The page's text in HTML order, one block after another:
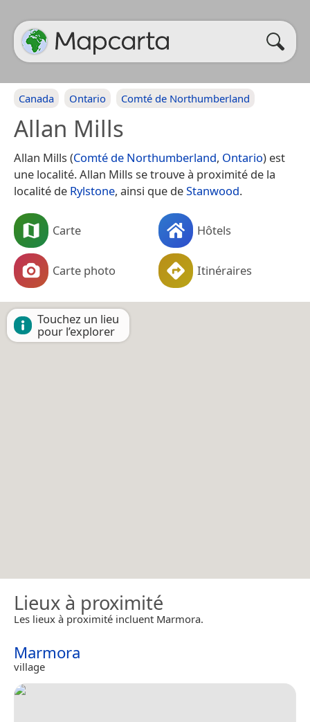
Canada Ontario Comté de Northumberland
Allan Mills
Allan Mills (Comté de Northumberland, Ontario) est
une localité. Allan Mills se trouve à proximité de la
localité de Rylstone, ainsi que deStanwood.
Carte Hôtels
Carte photo Itinéraires
Touchez un lieu
pour l’explorer
Lieux à proximité
Les lieux à proximité incluent Marmora.
Marmora
village